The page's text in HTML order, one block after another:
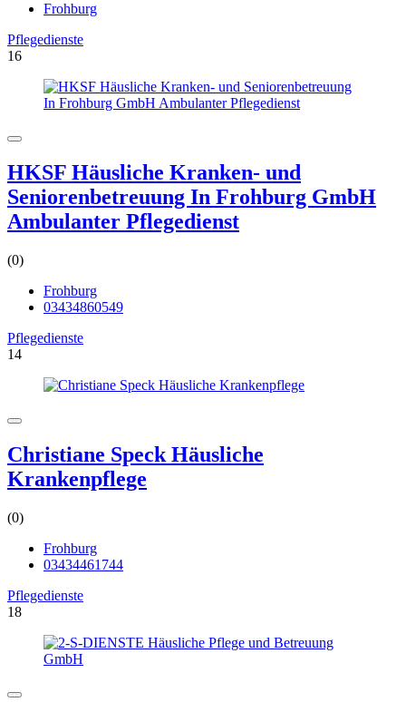
Frohburg
Pflegedienste
16
HKSF Häusliche Kranken- und
Seniorenbetreuung In Frohburg GmbH
Ambulanter Pflegedienst
(0)
Frohburg
03434860549
Pflegedienste
14
Christiane Speck Häusliche
Krankenpflege
(0)
Frohburg
03434461744
Pflegedienste
18